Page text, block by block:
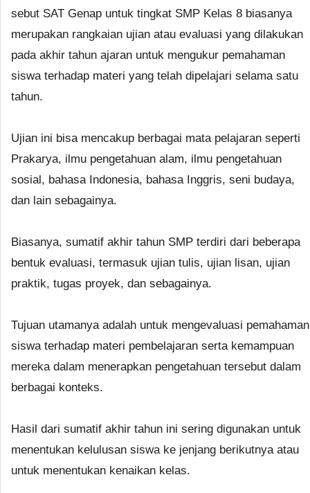
sebut SAT Genap untuk tingkat SMP Kelas 8 biasanya
merupakan rangkaian ujian atau evaluasi yang dilakukan
pada akhir tahun ajaran untuk mengukur pemahaman
siswa terhadap materi yang telah dipelajari selama satu
tahun.
Ujian ini bisa mencakup berbagai mata pelajaran seperti
Prakarya, ilmu pengetahuan alam, ilmu pengetahuan
sosial, bahasa Indonesia, bahasa Inggris, seni budaya,
dan lain sebagainya.
Biasanya, sumatif akhir tahun SMP terdiri dari beberapa
bentuk evaluasi, termasuk ujian tulis, ujian lisan, ujian
praktik, tugas proyek, dan sebagainya.
Tujuan utamanya adalah untuk mengevaluasi pemahaman
siswa terhadap materi pembelajaran serta kemampuan
mereka dalam menerapkan pengetahuan tersebut dalam
berbagai konteks.
Hasil dari sumatif akhir tahun ini sering digunakan untuk
menentukan kelulusan siswa ke jenjang berikutnya atau
untuk menentukan kenaikan kelas.